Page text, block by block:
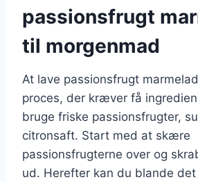
passionsfrugt
til morgenmad
At lave passionsfrugt
proces, der kræver få
bruge friske passionsfrugter,
citronsaft. Start med at skære
passionsfrugterne over og
ud. Herefter kan du blande